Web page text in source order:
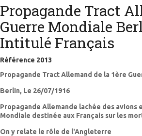
Propagande Tract
Guerre Mondiale
Intitulé Français
Référence 2013
Propagande Tract Allemand de la 1ère
Berlin, Le 26/07/1916
Propagande Allemande lachée des avions
Mondiale destinée aux Français sur les
On y relate le rôle de l'Angleterre